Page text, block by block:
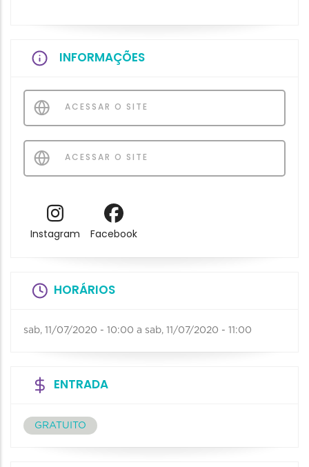
INFORMAÇÕES
ACESSAR O SITE
ACESSAR O SITE
Instagram Facebook
HORÁRIOS
sab, 11/07/2020 - 10:00 a sab, 11/07/2020 - 11:00
ENTRADA
GRATUITO